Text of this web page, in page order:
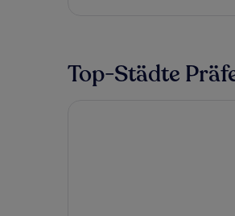
Top-Städte